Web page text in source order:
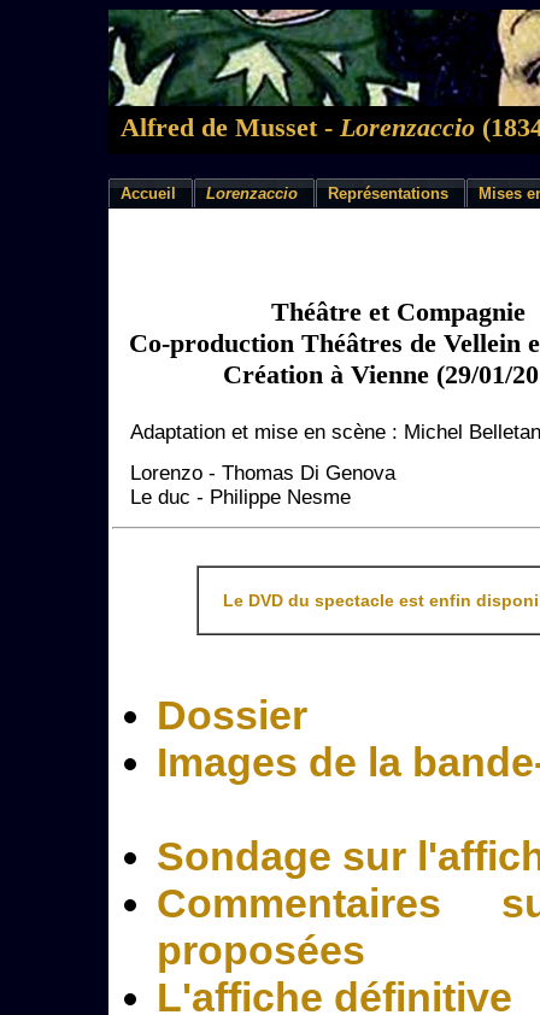
Alfred de Musset - Lorenzaccio
Accueil Lorenzaccio Représentations Mises
Théâtre et Compagnie
Co-production Théâtres de Vellein
Création à Vienne (29/01/
Adaptation et mise en scène : Michel
Lorenzo - Thomas Di Genova
Le duc - Philippe Nesme
Le DVD du spectacle est enfin
Dossier
Images de la
Sondage sur
proposées
L'affiche définitive